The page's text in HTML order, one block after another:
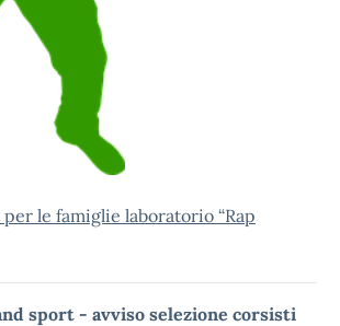
le famiglie laboratorio “Rap
sport - avviso selezione corsisti